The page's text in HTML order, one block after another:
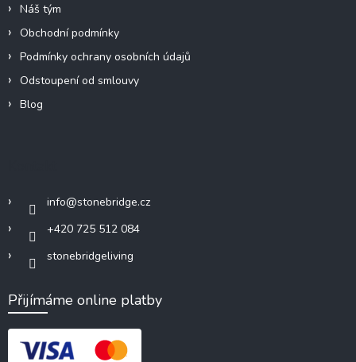
Náš tým
Obchodní podmínky
Podmínky ochrany osobních údajů
Odstoupení od smlouvy
Blog
info@stonebridge.cz
+420 725 512 084
stonebridgeliving
Přijímáme online platby